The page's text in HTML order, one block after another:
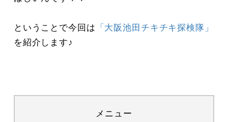
ということで今回は 「大阪池田チキチキ探検隊」
を紹介します♪
メニュー